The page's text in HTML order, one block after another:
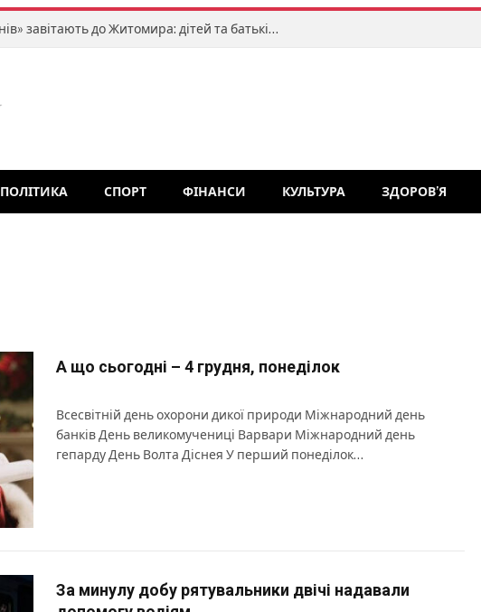
«Клоуни без кордонів» завітають до Житомира: дітей та батьків запрошують на яскраве міжнародне свято
ПОЛІТИКА СПОРТ ФІНАНСИ КУЛЬТУРА ЗДОРОВ’Я
А що сьогодні – 4 грудня, понеділок
Всесвітній день охорони дикої природи Міжнародний день
банків День великомучениці Варвари Міжнародний день
гепарду День Волта Діснея У перший понеділок…
За минулу добу рятувальники двічі надавали